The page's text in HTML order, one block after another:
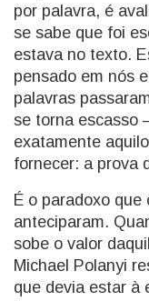
por palavra, é
se sabe que foi
estava no texto.
pensado em nós
palavras
se torna
exatamente
fornecer: a prova
É o paradoxo
anteciparam.
sobe o valor
Michael Polanyi
que devia estar à